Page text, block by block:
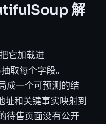
解
它加载进
取每个字段。
成一个可预测的结
址和关键事实映射到
待售页面没有公开